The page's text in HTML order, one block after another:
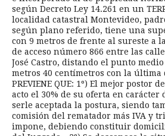
según Decreto Ley 14.261 en un
localidad catastral Montevideo,
según plano referido, tiene una
con 9 metros de frente al sureste a
de acceso número 866 entre las
José Castro, distando el punto
metros 40 centímetros con la última
PREVIENE QUE: 1º) El mejor postor
acto el 30% de su oferta en carácter
serle aceptada la postura, siendo
comisión del rematador más IVA y
impone, debiendo constituir